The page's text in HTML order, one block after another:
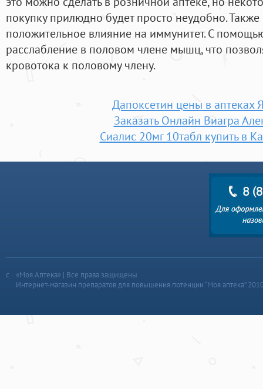
покупку прилюдно будет просто неудобно.
положительное влияние на иммунитет. С
расслабление в половом члене мышц, что
кровотока к половому члену.
Дапоксетин цены в аптеках
Заказать Онлайн Виагра
Сиалис 20мг 10табл купить в
«Моя Аптека» | Все права защищены
Интернет-магазин препаратов для повышения потенции “Моя аптека”